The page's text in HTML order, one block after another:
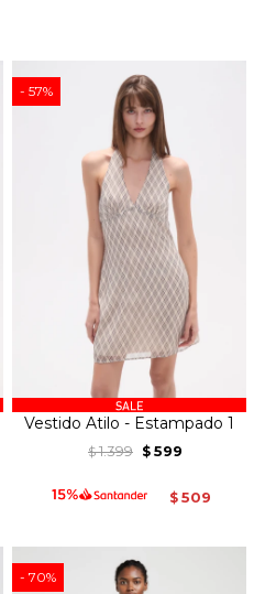
57
Vestido Atilo - Estampado 1
$ 1.399 $ 599
$ 509
70